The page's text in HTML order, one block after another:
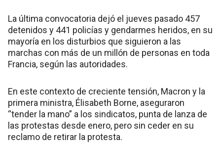
La última convocatoria dejó el jueves pasado 457
detenidos y 441 policías y gendarmes heridos, en su
mayoría en los disturbios que siguieron a las
marchas con más de un millón de personas en toda
Francia, según las autoridades.
En este contexto de creciente tensión, Macron y la
primera ministra, Élisabeth Borne, aseguraron
“tender la mano” a los sindicatos, punta de lanza de
las protestas desde enero, pero sin ceder en su
reclamo de retirar la protesta.